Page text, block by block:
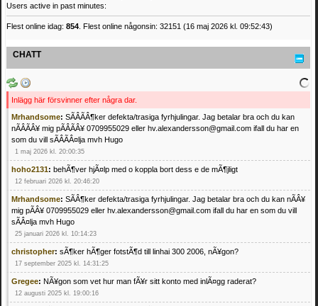
Users active in past minutes:
Flest online idag: 854 . Flest online någonsin: 32151 (16 maj 2026 kl. 09:52:43)
CHATT
Inlägg här försvinner efter några dar.
Mrhandsome: SÃÂÃÂ¶ker defekta/trasiga fyrhjulingar. Jag betalar bra och du kan
nÃÂÃÂ¥ mig pÃÂÃÂ¥ 0709955029 eller hv.alexandersson@gmail.com ifall du har en
som du vill sÃÂÃÂ¤lja mvh Hugo
1 maj 2026 kl. 20:00:35
hoho2131: behÃ¶ver hjÃ¤lp med o koppla bort dess e de mÃ¶jligt
12 februari 2026 kl. 20:46:20
Mrhandsome: SÃÂ¶ker defekta/trasiga fyrhjulingar. Jag betalar bra och du kan nÃÂ¥
mig pÃÂ¥ 0709955029 eller hv.alexandersson@gmail.com ifall du har en som du vill
sÃÂ¤lja mvh Hugo
25 januari 2026 kl. 10:14:23
christopher: sÃ¶ker hÃ¶ger fotstÃ¶d till linhai 300 2006, nÃ¥gon?
17 september 2025 kl. 14:31:25
Gregee: NÃ¥gon som vet hur man fÃ¥r sitt konto med inlÃ¤gg raderat?
12 augusti 2025 kl. 19:00:16